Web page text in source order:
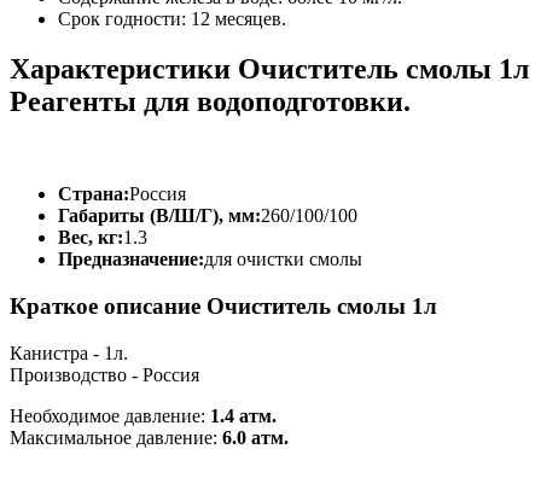
Cрок годности: 12 месяцев.
Характеристики Очиститель смолы 1л
Реагенты для водоподготовки.
Страна:Россия
Габариты (В/Ш/Г), мм:260/100/100
Вес, кг:1.3
Предназначение:для очистки смолы
Краткое описание Очиститель смолы 1л
Канистра - 1л.
Производство - Россия
Необходимое давление: 1.4 атм.
Максимальное давление: 6.0 атм.